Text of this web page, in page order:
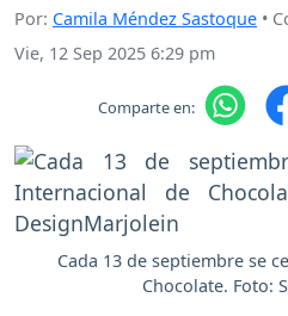
Por: Camila Méndez Sastoque •
Vie, 12 Sep 2025 6:29 pm
Comparte en:
Cada 13 de septiembre se
Chocolate. Foto: